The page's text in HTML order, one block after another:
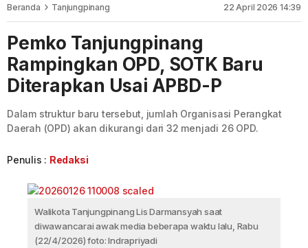
Beranda Tanjungpinang 22 April 2026 14:39
Pemko Tanjungpinang
Rampingkan OPD, SOTK Baru
Diterapkan Usai APBD-P
Dalam struktur baru tersebut, jumlah Organisasi Perangkat
Daerah (OPD) akan dikurangi dari 32 menjadi 26 OPD.
Penulis : Redaksi
Walikota Tanjungpinang Lis Darmansyah saat
diwawancarai awak media beberapa waktu lalu, Rabu
(22/4/2026) foto: Indrapriyadi